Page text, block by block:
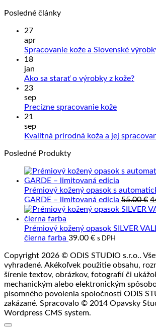
Posledné články
27
apr
Spracovanie kože a Slovenské
18
jan
Ako sa starať o výrobky z kože?Žiadne
o
23
sep
Precízne spracovanie kožeŽiadne
Precízne
21
sep
Kvalitná prírodná koža a jej
Posledné Produkty
Prémiový kožený opasok s
GARDE – limitovaná edícia 55.00€
Prémiový kožený opasok SILVER
čierna farba 39.00 € s DPH
Copyright 2026 © ODIS STUDIO s.r.o..
vyhradené. Akékoľvek použitie obsahu,
šírenie textov, obrázkov, fotografií či
mechanickým alebo elektronickým
písomného povolenia spoločnosti ODIS
zakázané. Spracovalo © 2014 Opavsky
Wordpress CMS system.